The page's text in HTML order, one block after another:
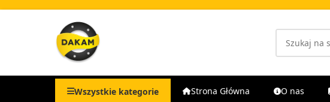
Wszystkie kategorie Strona Główna O nas